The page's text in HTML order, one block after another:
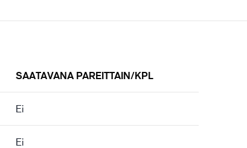
SAATAVANA PAREITTAIN/KPL
Ei
Ei